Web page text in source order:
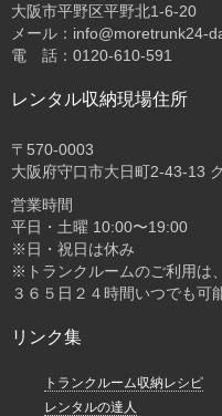
大阪市平野区平野北1-6-20
メール：info@moretrunk24-
電 話：0120-610-591
レンタル収納現場住所
〒570-0003
大阪府守口市大日町2-43-13
営業時間
平日・土曜 10:00〜19:00
※日・祝日は休み
※トランクルームのご利用は、
３６５日２４時間いつでも可
リンク集
トランクルーム収納レシピ
レンタルの達人